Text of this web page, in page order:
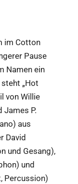
im Cotton
Pause
Namen ein
„Hot
von Willie
James P.
aus
David
und Gesang),
und
Percussion)